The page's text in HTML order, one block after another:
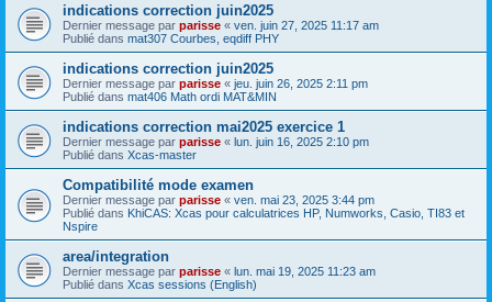
indications correction juin2025
Dernier message par parisse « ven. juin 27, 2025 11:17 am
Publié dans mat307 Courbes, eqdiff PHY
indications correction juin2025
Dernier message par parisse « jeu. juin 26, 2025 2:11 pm
Publié dans mat406 Math ordi MAT&MIN
indications correction mai2025 exercice 1
Dernier message par parisse « lun. juin 16, 2025 2:10 pm
Publié dans Xcas-master
Compatibilité mode examen
Dernier message par parisse « ven. mai 23, 2025 3:44 pm
Publié dans KhiCAS: Xcas pour calculatrices HP, Numworks, Casio, TI83 et
Nspire
area/integration
Dernier message par parisse « lun. mai 19, 2025 11:23 am
Publié dans Xcas sessions (English)